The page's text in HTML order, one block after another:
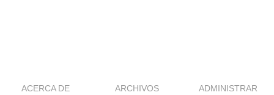
ACERCA DE ARCHIVOS ADMINISTRAR